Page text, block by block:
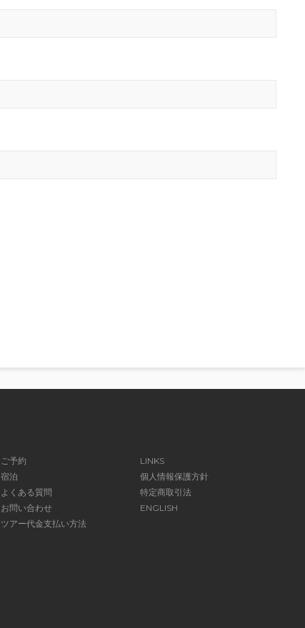
ご予約
宿泊
よくある質問
お問い合わせ
ツアー代金支払い方法
LINKS
個人情報保護方針
特定商取引法
ENGLISH